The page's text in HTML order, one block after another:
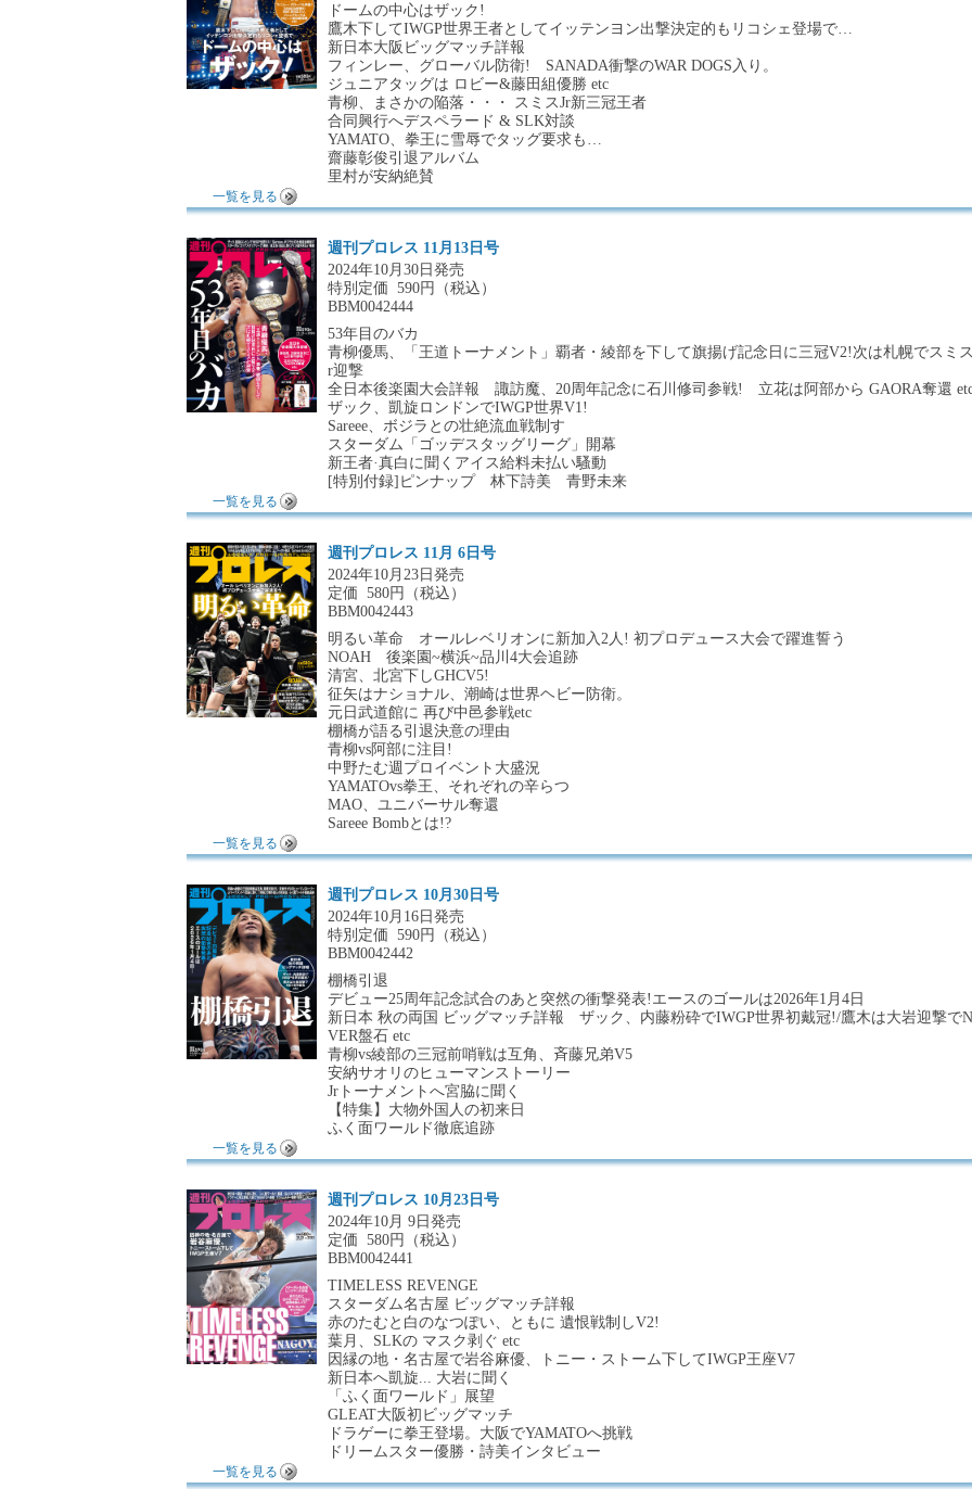
ドームの中心はザック!
鷹木下してIWGP世界王者としてイッテンヨン出撃決定的もリコシェ登場で…
新日本大阪ビッグマッチ詳報
フィンレー、グローバル防衛! SANADA衝撃のWAR DOGS入り。
ジュニアタッグは ロビー&藤田組優勝 etc
青柳、まさかの陥落・・・ スミスJr新三冠王者
合同興行へデスペラード & SLK対談
YAMATO、拳王に雪辱でタッグ要求も…
齋藤彰俊引退アルバム
里村が安納絶賛
一覧を見る
週刊プロレス 11月13日号
2024年10月30日発売
特別定価 590円（税込）
BBM0042444
53年目のバカ
青柳優馬、「王道トーナメント」覇者・綾部を下して旗揚げ記念日に三冠V2!次は札幌でスミ
r迎撃
全日本後楽園大会詳報 諏訪魔、20周年記念に石川修司参戦! 立花は阿部から GAORA奪還
ザック、凱旋ロンドンでIWGP世界V1!
Sareee、ボジラとの壮絶流血戦制す
スターダム「ゴッデスタッグリーグ」開幕
新王者·真白に聞くアイス給料未払い騷動
[特別付録]ピンナップ 林下詩美 青野未来
一覧を見る
週刊プロレス 11月 6日号
2024年10月23日発売
定価 580円（税込）
BBM0042443
明るい革命 オールレベリオンに新加入2人! 初プロデュース大会で躍進誓う
NOAH 後楽園~横浜~品川4大会追跡
清宮、北宮下しGHCV5!
征矢はナショナル、潮崎は世界ヘビー防衛。
元日武道館に 再び中邑参戦etc
棚橋が語る引退決意の理由
青柳vs阿部に注目!
中野たむ週プロイベント大盛況
YAMATOvs拳王、それぞれの辛らつ
MAO、ユニバーサル奪還
Sareee Bombとは!?
一覧を見る
週刊プロレス 10月30日号
2024年10月16日発売
特別定価 590円（税込）
BBM0042442
棚橋引退
デビュー25周年記念試合のあと突然の衝撃発表!エースのゴールは2026年1月4日
新日本 秋の両国 ビッグマッチ詳報 ザック、内藤粉砕でIWGP世界初戴冠!/鷹木は大岩迎撃で
VER盤石 etc
青柳vs綾部の三冠前哨戦は互角、斉藤兄弟V5
安納サオリのヒューマンストーリー
Jrトーナメントへ宮脇に聞く
【特集】大物外国人の初来日
ふく面ワールド徹底追跡
一覧を見る
週刊プロレス 10月23日号
2024年10月 9日発売
定価 580円（税込）
BBM0042441
TIMELESS REVENGE
スターダム名古屋 ビッグマッチ詳報
赤のたむと白のなつぽい、ともに 遺恨戦制しV2!
葉月、SLKの マスク剥ぐ etc
因縁の地・名古屋で岩谷麻優、トニー・ストーム下してIWGP王座V7
新日本へ凱旋... 大岩に聞く
「ふく面ワールド」展望
GLEAT大阪初ビッグマッチ
ドラゲーに拳王登場。大阪でYAMATOへ挑戦
ドリームスター優勝・詩美インタビュー
一覧を見る